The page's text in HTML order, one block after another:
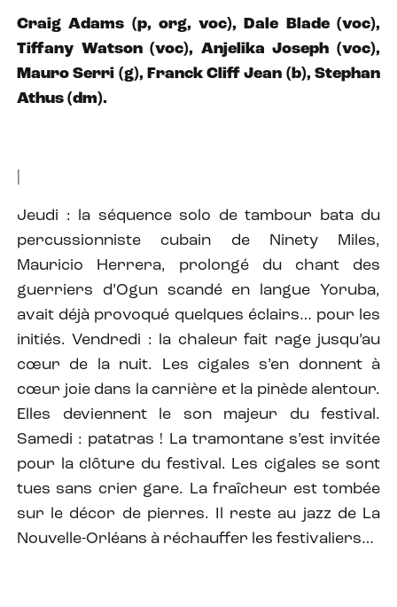
Craig Adams (p, org, voc), Dale Blade (voc),
Tiffany Watson (voc), Anjelika Joseph (voc),
Mauro Serri (g), Franck Cliff Jean (b), Stephan
Athus (dm).
Jeudi : la séquence solo de tambour bata du
percussionniste cubain de Ninety Miles,
Mauricio Herrera, prolongé du chant des
guerriers d’Ogun scandé en langue Yoruba,
avait déjà provoqué quelques éclairs… pour les
initiés. Vendredi : la chaleur fait rage jusqu’au
cœur de la nuit. Les cigales s’en donnent à
cœur joie dans la carrière et la pinède alentour.
Elles deviennent le son majeur du festival.
Samedi : patatras ! La tramontane s’est invitée
pour la clôture du festival. Les cigales se sont
tues sans crier gare. La fraîcheur est tombée
sur le décor de pierres. Il reste au jazz de La
Nouvelle-Orléans à réchauffer les festivaliers…